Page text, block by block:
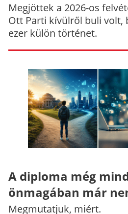
Megjöttek a 2026-os
Ott Parti kívülről buli volt,
ezer külön történet.
A diploma még
önmagában már
Megmutatjuk, miért.